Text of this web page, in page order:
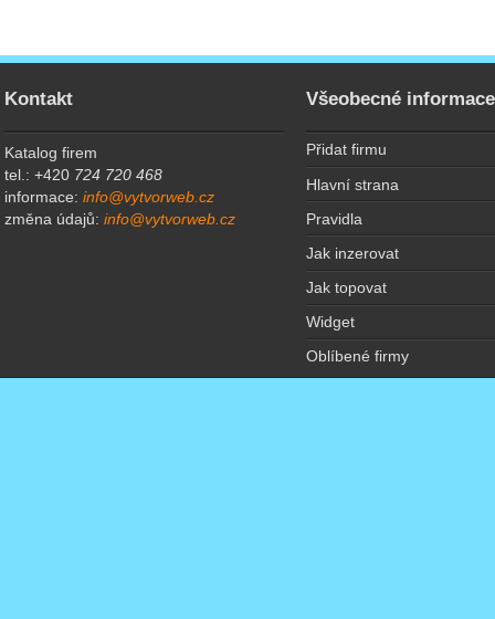
Kontakt
Katalog firem
tel.: +420 724 720 468
informace:info@vytvorweb.cz
změna údajů:info@vytvorweb.cz
Všeobecné informace
Přidat firmu
Hlavní strana
Pravidla
Jak inzerovat
Jak topovat
Widget
Oblíbené firmy